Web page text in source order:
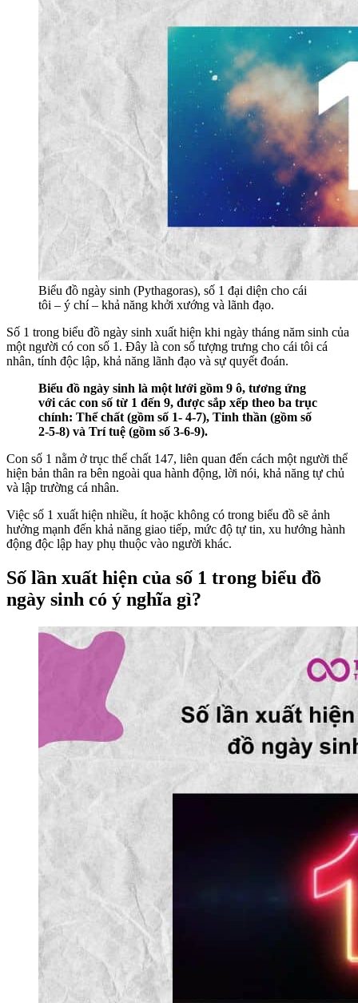
Biểu đồ ngày sinh (Pythagoras), số 1 đại diện cho cái
tôi – ý chí – khả năng khởi xướng và lãnh đạo.
Số 1 trong biểu đồ ngày sinh xuất hiện khi ngày tháng năm sinh của
một người có con số 1. Đây là con số tượng trưng cho cái tôi cá
nhân, tính độc lập, khả năng lãnh đạo và sự quyết đoán.
Biểu đồ ngày sinh là một lưới gồm 9 ô, tương ứng
với các con số từ 1 đến 9, được sắp xếp theo ba trục
chính: Thể chất (gồm số 1- 4-7), Tinh thần (gồm số
2-5-8) và Trí tuệ (gồm số 3-6-9).
Con số 1 nằm ở trục thể chất 147, liên quan đến cách một người thể
hiện bản thân ra bên ngoài qua hành động, lời nói, khả năng tự chủ
và lập trường cá nhân.
Việc số 1 xuất hiện nhiều, ít hoặc không có trong biểu đồ sẽ ảnh
hưởng mạnh đến khả năng giao tiếp, mức độ tự tin, xu hướng hành
động độc lập hay phụ thuộc vào người khác.
Số lần xuất hiện của số 1 trong biểu đồ
ngày sinh có ý nghĩa gì?